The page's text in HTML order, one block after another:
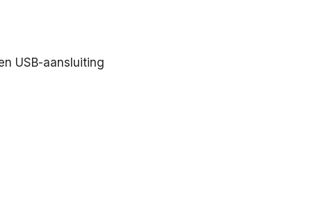
USB-aansluiting